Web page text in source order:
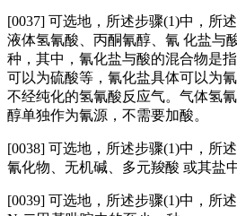
[0037] 可选地，所述步骤(1)中，所
液体氢氰酸、丙酮氰醇、氰 化盐与
种，其中，氰化盐与酸的混合物是
可以为硫酸等，氰化盐具体可以为
不经纯化的氢氰酸反应气。气体氢
醇单独作为氰源，不需要加酸。
[0038] 可选地，所述步骤(1)中，所
氰化物、无机碱、多元羧酸 或其盐
[0039] 可选地，所述步骤(1)中，所